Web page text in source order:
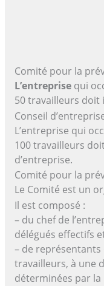
Comité pour la
L’entreprisequi
50 travailleurs doit
Conseil
L’entreprise qui
100 travailleurs
d’entreprise.
Comité pour la
Le Comité est un
Il est composé :
– du chef de
délégués effectifs
– de
travailleurs, à une
déterminées par la